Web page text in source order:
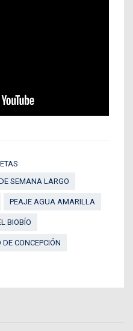
SEMANA LARGO
PEAJE AGUA AMARILLA
BIOBÍO
CONCEPCIÓN